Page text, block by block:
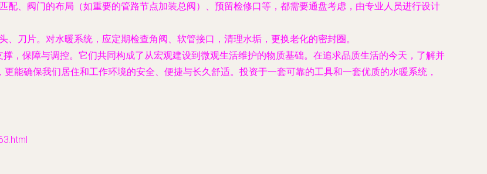
配、阀门的布局（如重要的管路节点加装总阀）、预留检修口等，都需要通盘考虑，由专业人员进行设计
、刀片。对水暖系统，应定期检查角阀、软管接口，清理水垢，更换老化的密封圈。
，保障与调控。它们共同构成了从宏观建设到微观生活维护的物质基础。在追求品质生活的今天，了解并
能确保我们居住和工作环境的安全、便捷与长久舒适。投资于一套可靠的工具和一套优质的水暖系统，